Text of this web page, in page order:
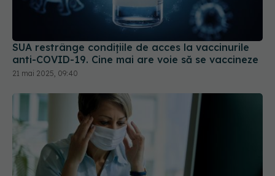
anti-COVID-19. Cine mai are voie să se vaccineze